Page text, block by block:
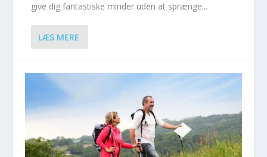
give dig fantastiske minder uden at sprænge...
LÆS MERE